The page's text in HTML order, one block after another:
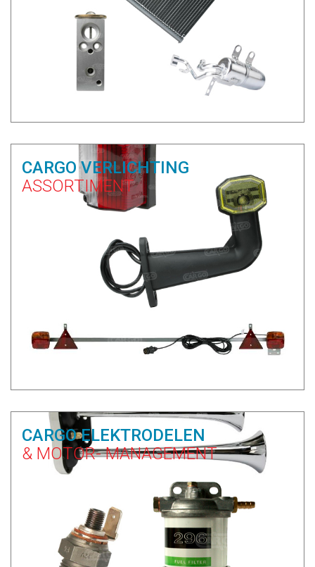
CARGO VERLICHTING
ASSORTIMENT
CARGO ELEKTRODELEN
& MOTOR- MANAGEMENT